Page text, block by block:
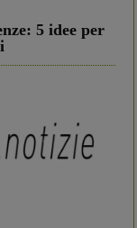
5 idee per